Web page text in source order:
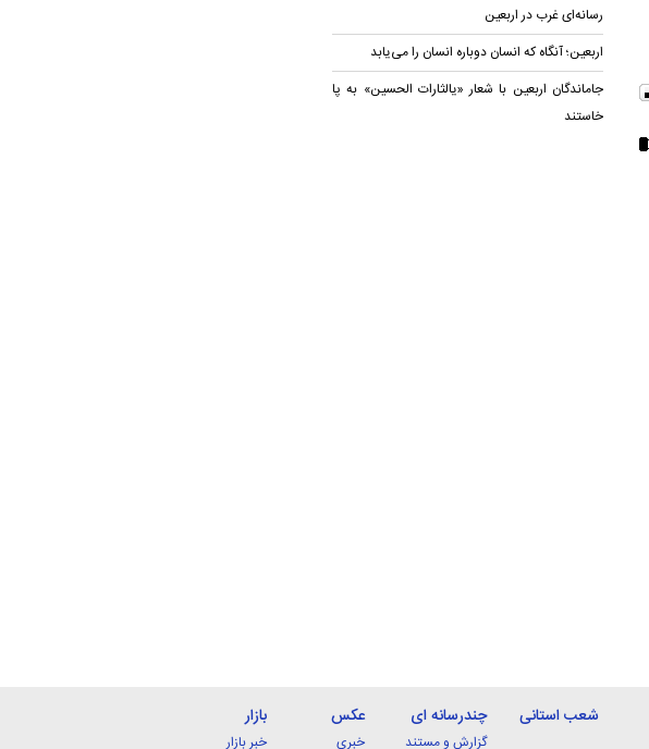
رسانه‌ای غرب در اربعین
اربعین؛ آنگاه که انسان دوباره انسان را می‌یابد
جاماندگان اربعین با شعار «یالثارات الحسین» به پا
خاستند
شعب استانی چندرسانه ای
گزارش و مستند
عکس
خبری
بازار
خبر بازار